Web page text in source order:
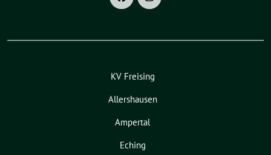
KV Freising
Allershausen
Ampertal
Eching